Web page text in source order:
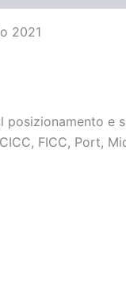
2021
posizionamento e
FICC, Port,